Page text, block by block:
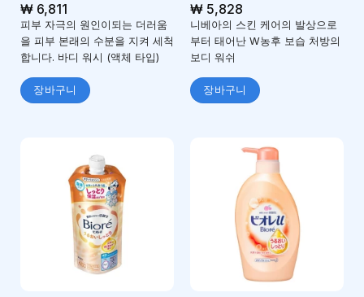
5 중에서
5로 평가
됨
₩6,811
피부 자극의 원인이되는 더러움
을 피부 본래의 수분을 지켜 세척
합니다. 바디 워시 (액체 타입)
장바구니
₩5,828
니베아의 스킨 케어의 발상으로
부터 태어난 W농후 보습 처방의
보디 워쉬
장바구니